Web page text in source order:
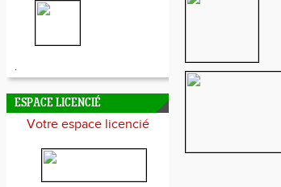
.
ESPACE LICENCIÉ
Votre espace licencié